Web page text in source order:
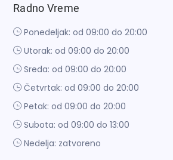
Radno Vreme
Ponedeljak: od 09:00 do 20:00
Utorak: od 09:00 do 20:00
Sreda: od 09:00 do 20:00
Četvrtak: od 09:00 do 20:00
Petak: od 09:00 do 20:00
Subota: od 09:00 do 13:00
Nedelja: zatvoreno